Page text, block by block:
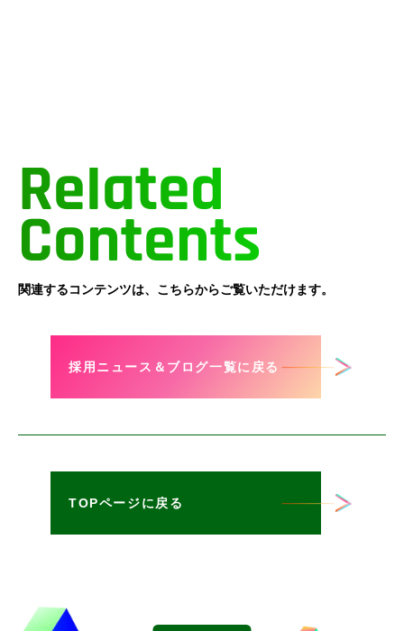
Related
Contents
関連するコンテンツは、こちらからご覧いただけます。
採用ニュース＆ブログ一覧に戻る
TOPページに戻る